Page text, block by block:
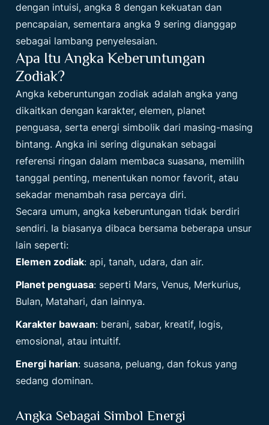
dengan intuisi, angka 8 dengan kekuatan dan
pencapaian, sementara angka 9 sering dianggap
sebagai lambang penyelesaian.
Apa Itu Angka Keberuntungan
Zodiak?
Angka keberuntungan zodiak adalah angka yang
dikaitkan dengan karakter, elemen, planet
penguasa, serta energi simbolik dari masing-masing
bintang. Angka ini sering digunakan sebagai
referensi ringan dalam membaca suasana, memilih
tanggal penting, menentukan nomor favorit, atau
sekadar menambah rasa percaya diri.
Secara umum, angka keberuntungan tidak berdiri
sendiri. Ia biasanya dibaca bersama beberapa unsur
lain seperti:
Elemen zodiak: api, tanah, udara, dan air.
Planet penguasa: seperti Mars, Venus, Merkurius,
Bulan, Matahari, dan lainnya.
Karakter bawaan: berani, sabar, kreatif, logis,
emosional, atau intuitif.
Energi harian: suasana, peluang, dan fokus yang
sedang dominan.
Angka Sebagai Simbol Energi